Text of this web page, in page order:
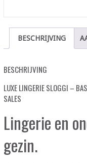
BESCHRIJVING
BESCHRIJVING
LUXE LINGERIE SLOGGI –
SALES
Lingerie en
gezin.